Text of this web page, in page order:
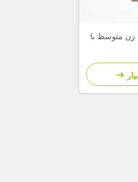
زن متوسط با